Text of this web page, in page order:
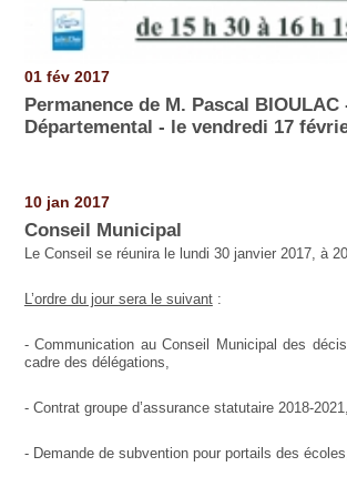
01 fév 2017
Permanence de M. Pascal
Départemental - le vendredi 17
10 jan 2017
Conseil Municipal
Le Conseil se réunira le lundi 30 janvier 2017, à
L’ordre du jour sera le suivant:
- Communication au Conseil Municipal des
cadre des délégations,
- Contrat groupe d’assurance statutaire 2018-2021,
- Demande de subvention pour portails des